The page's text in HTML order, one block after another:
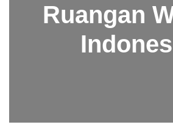
Ruangan